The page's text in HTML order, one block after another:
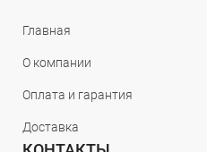
Главная
О компании
Оплата и гарантия
Доставка